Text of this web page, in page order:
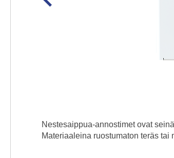
Nestesaippua-annostimet ovat
Materiaaleina ruostumaton teräs tai